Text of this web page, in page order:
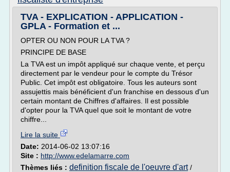
TVA - EXPLICATION - APPLICATION -
GPLA - Formation et ...
OPTER OU NON POUR LA TVA ?
PRINCIPE DE BASE
La TVA est un impôt appliqué sur chaque vente, et perçu
directement par le vendeur pour le compte du Trésor
Public. Cet impôt est obligatoire. Tous les auteurs sont
assujettis mais bénéficient d'un franchise en dessous d'un
certain montant de Chiffres d'affaires. Il est possible
d'opter pour la TVA quel que soit le montant de votre
chiffre...
Lire la suite
Date: 2014-06-02 13:07:16
Site : http://www.edelamarre.com
Thèmes liés : definition fiscale de l'oeuvre d'art/